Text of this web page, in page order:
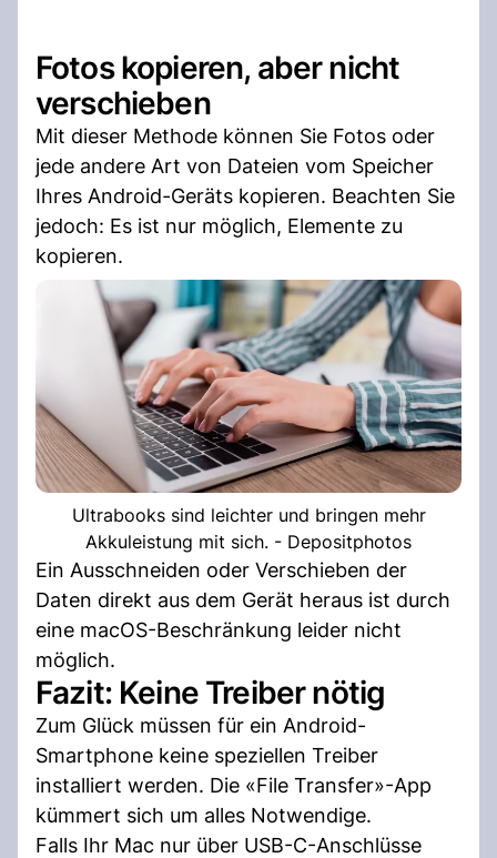
Fotos kopieren, aber nicht
verschieben
Mit dieser Methode können Sie Fotos oder
jede andere Art von Dateien vom Speicher
Ihres Android-Geräts kopieren. Beachten Sie
jedoch: Es ist nur möglich, Elemente zu
kopieren.
Ultrabooks sind leichter und bringen mehr
Akkuleistung mit sich. - Depositphotos
Ein Ausschneiden oder Verschieben der
Daten direkt aus dem Gerät heraus ist durch
eine macOS-Beschränkung leider nicht
möglich.
Fazit: Keine Treiber nötig
Zum Glück müssen für ein Android-
Smartphone keine speziellen Treiber
installiert werden. Die «File Transfer»-App
kümmert sich um alles Notwendige.
Falls Ihr Mac nur über USB-C-Anschlüsse